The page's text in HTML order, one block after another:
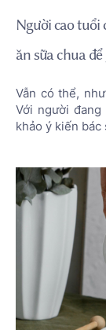
Người cao tuổi
ăn sữa chua
Vẫn có thể,
Với người
khảo ý kiến